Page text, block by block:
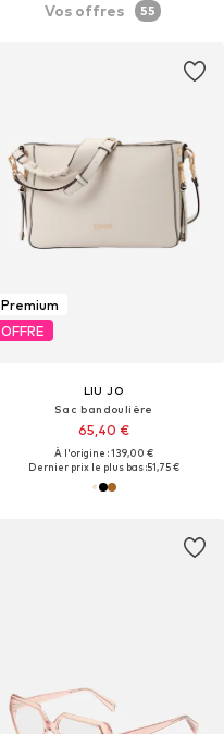
Vos offres 55
Premium
OFFRE
LIU JO
Sac bandoulière
65,40 €
À l'origine : 139,00 €
Dernier prix le plus bas :51,75 €